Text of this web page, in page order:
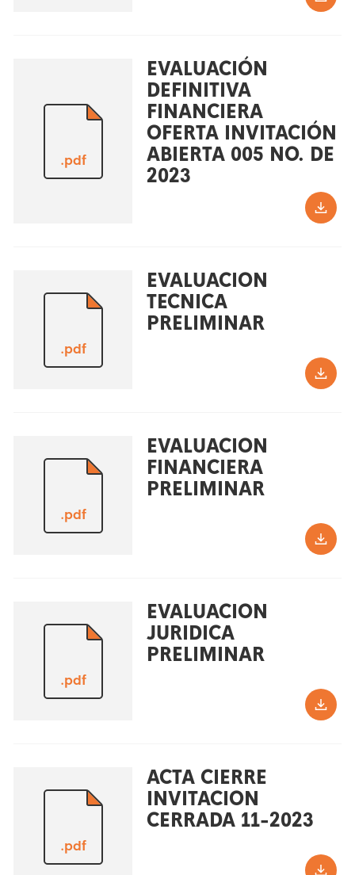
.pdf
EVALUACIÓN
DEFINITIVA
FINANCIERA
OFERTA INVITACIÓN
ABIERTA 005 NO. DE
2023
.pdf
EVALUACION
TECNICA
PRELIMINAR
.pdf
EVALUACION
FINANCIERA
PRELIMINAR
.pdf
EVALUACION
JURIDICA
PRELIMINAR
.pdf
ACTA CIERRE
INVITACION
CERRADA 11-2023